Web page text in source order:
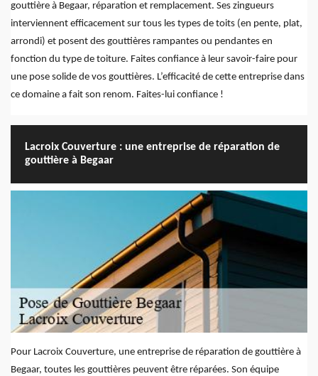
gouttière à Begaar, réparation et remplacement. Ses zingueurs
interviennent efficacement sur tous les types de toits (en pente, plat,
arrondi) et posent des gouttières rampantes ou pendantes en
fonction du type de toiture. Faites confiance à leur savoir-faire pour
une pose solide de vos gouttières. L’efficacité de cette entreprise dans
ce domaine a fait son renom. Faites-lui confiance !
Lacroix Couverture : une entreprise de réparation de
gouttière à Begaar
Pour Lacroix Couverture, une entreprise de réparation de gouttière à
Begaar, toutes les gouttières peuvent être réparées. Son équipe